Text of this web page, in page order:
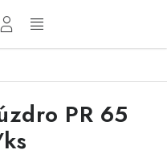
PR 65